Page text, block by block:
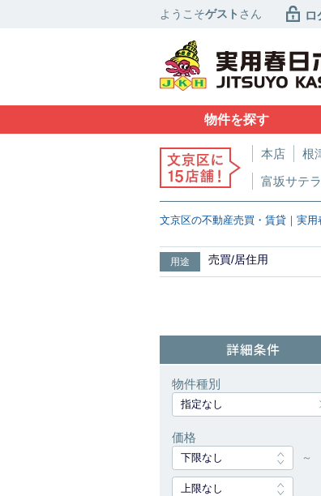
ようこそゲスト さん
物件を探す
本店 根
富坂サテ
文京区の不動産売買・賃貸｜実用
用途 売買/居住用
物件種別
指定なし
価格
下限なし ～
上限なし